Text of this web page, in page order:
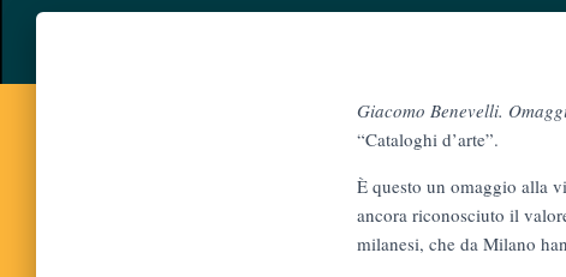
Giacomo Benevelli.
“Cataloghi d’arte”.
È questo un omaggio alla
ancora riconosciuto il
milanesi, che da Milano